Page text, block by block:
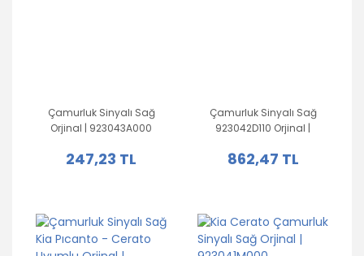
Çamurluk Sinyalı Sağ
Orjinal | 923043A000
247,23 TL
Çamurluk Sinyalı Sağ
923042D110 Orjinal |
862,47 TL